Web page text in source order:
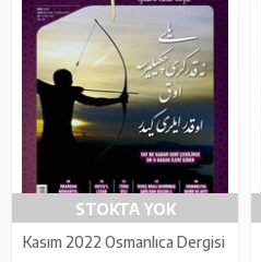
STOKTA YOK
Kasım 2022 Osmanlıca Dergisi